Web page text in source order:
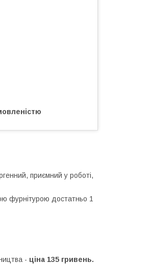
приємний у роботі,
фурнітурою достатньо 1
- ціна 135 гривень.